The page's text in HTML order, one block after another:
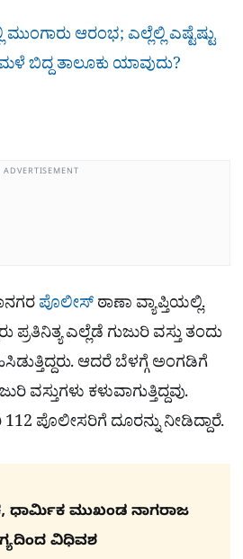
ಆರಂಭ; ಎಲ್ಲೆಲ್ಲಿ ಎಷ್ಟೆಷ್ಟು
ಬಿದ್ದ ತಾಲೂಕು ಯಾವುದು?
ADVERTISEMENT
ಪೊಲೀಸ್​ ಠಾಣಾ ವ್ಯಾಪ್ತಿಯಲ್ಲಿ.
ಪ್ರತಿನಿತ್ಯ ಎಲ್ಲೆಡೆ ಗುಜುರಿ ವಸ್ತು ತಂದು
ಆದರೆ ಬೆಳಗ್ಗೆ ಅಂಗಡಿಗೆ
ಕಳುವಾಗುತ್ತಿದ್ದವು.
ಪೊಲೀಸರಿಗೆ ದೂರನ್ನು ನೀಡಿದ್ದಾರೆ.
ಧಾರ್ಮಿಕ ಮುಖಂಡ ನಾಗರಾಜ
ವಿಧಿವಶ